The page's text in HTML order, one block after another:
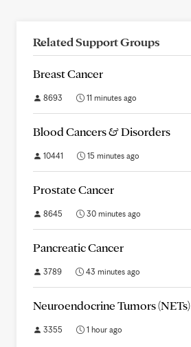
Related Support Groups
Breast Cancer
8693 11 minutes ago
Blood Cancers & Disorders
10441 15 minutes ago
Prostate Cancer
8645 30 minutes ago
Pancreatic Cancer
3789 43 minutes ago
Neuroendocrine Tumors (NETs)
3355 1 hour ago